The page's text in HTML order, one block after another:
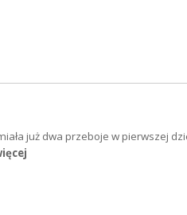
już dwa przeboje w pierwszej